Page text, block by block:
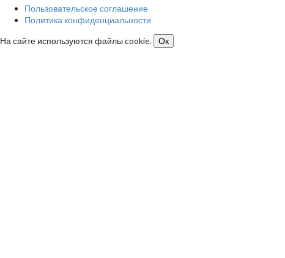
Пользовательское соглашение
Политика конфиденциальности
На сайте используются файлы cookie.
Ок